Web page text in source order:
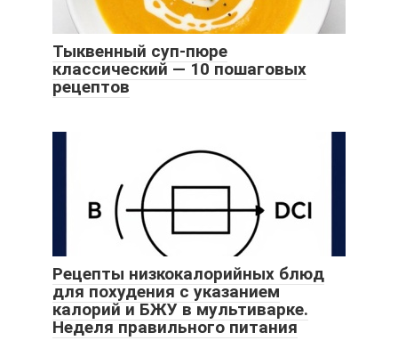
Тыквенный суп-пюре
классический — 10 пошаговых
рецептов
Рецепты низкокалорийных блюд
для похудения с указанием
калорий и БЖУ в мультиварке.
Неделя правильного питания